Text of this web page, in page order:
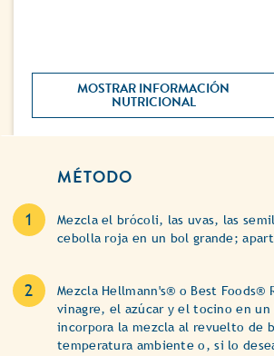
MOSTRAR INFORMACIÓN
NUTRICIONAL
MÉTODO
Mezcla el brócoli, las uvas, las
cebolla roja en un bol grande;
Mezcla Hellmann's® o Best Foods®
vinagre, el azúcar y el tocino en un
incorpora la mezcla al revuelto de
temperatura ambiente o, si lo